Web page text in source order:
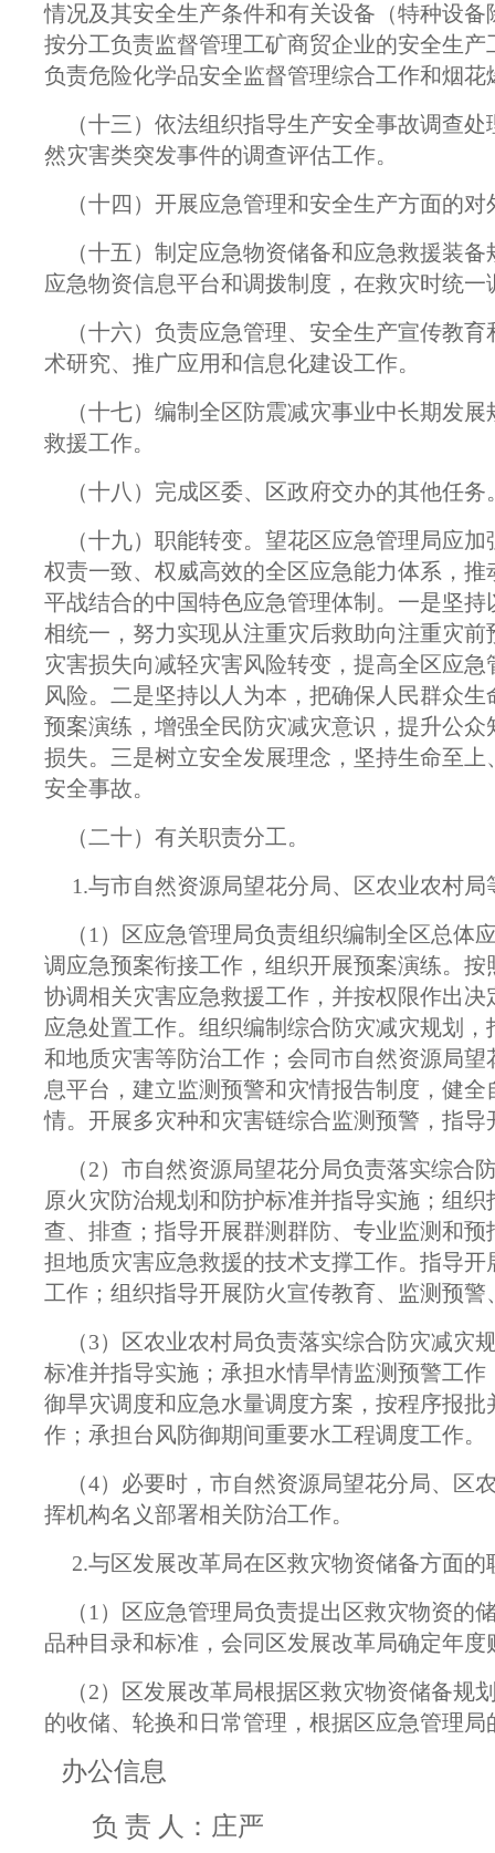
情况及其安全生产条件和有关设备（特种设
按分工负责监督管理工矿商贸企业的安全生
负责危险化学品安全监督管理综合工作和烟
（十三）依法组织指导生产安全事故调查
然灾害类突发事件的调查评估工作。
（十四）开展应急管理和安全生产方面的对
（十五）制定应急物资储备和应急救援装
应急物资信息平台和调拨制度，在救灾时统一
（十六）负责应急管理、安全生产宣传教
术研究、推广应用和信息化建设工作。
（十七）编制全区防震减灾事业中长期发展
救援工作。
（十八）完成区委、区政府交办的其他任务
（十九）职能转变。望花区应急管理局应
权责一致、权威高效的全区应急能力体系，
平战结合的中国特色应急管理体制。一是坚
相统一，努力实现从注重灾后救助向注重灾
灾害损失向减轻灾害风险转变，提高全区应
风险。二是坚持以人为本，把确保人民群众
预案演练，增强全民防灾减灾意识，提升公
损失。三是树立安全发展理念，坚持生命至
安全事故。
（二十）有关职责分工。
1.与市自然资源局望花分局、区农业农村局
（1）区应急管理局负责组织编制全区总体
调应急预案衔接工作，组织开展预案演练。
协调相关灾害应急救援工作，并按权限作出
应急处置工作。组织编制综合防灾减灾规划
和地质灾害等防治工作；会同市自然资源局
息平台，建立监测预警和灾情报告制度，健
情。开展多灾种和灾害链综合监测预警，指
（2）市自然资源局望花分局负责落实综合
原火灾防治规划和防护标准并指导实施；组
查、排查；指导开展群测群防、专业监测和
担地质灾害应急救援的技术支撑工作。指导
工作；组织指导开展防火宣传教育、监测预警
（3）区农业农村局负责落实综合防灾减灾
标准并指导实施；承担水情旱情监测预警工
御旱灾调度和应急水量调度方案，按程序报
作；承担台风防御期间重要水工程调度工作。
（4）必要时，市自然资源局望花分局、区
挥机构名义部署相关防治工作。
2.与区发展改革局在区救灾物资储备方面的
（1）区应急管理局负责提出区救灾物资的
品种目录和标准，会同区发展改革局确定年
（2）区发展改革局根据区救灾物资储备规
的收储、轮换和日常管理，根据区应急管理
办公信息
负 责 人：庄严